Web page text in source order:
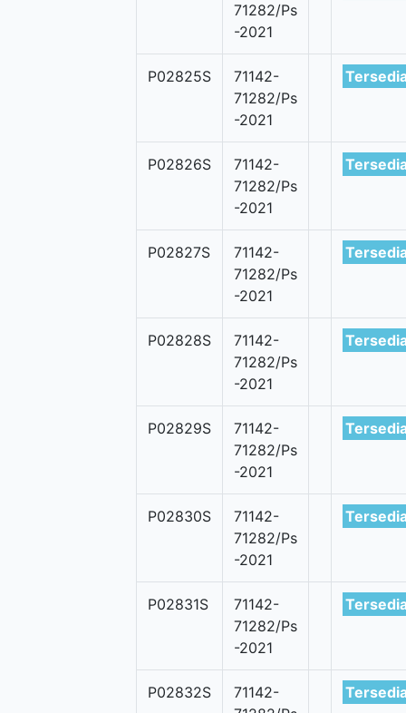
71282/Ps
-2021
P02825S
71142-
71282/Ps
-2021
P02826S
71142-
71282/Ps
-2021
P02827S
71142-
71282/Ps
-2021
P02828S
71142-
71282/Ps
-2021
P02829S
71142-
71282/Ps
-2021
P02830S
71142-
71282/Ps
-2021
P02831S
71142-
71282/Ps
-2021
P02832S
71142-